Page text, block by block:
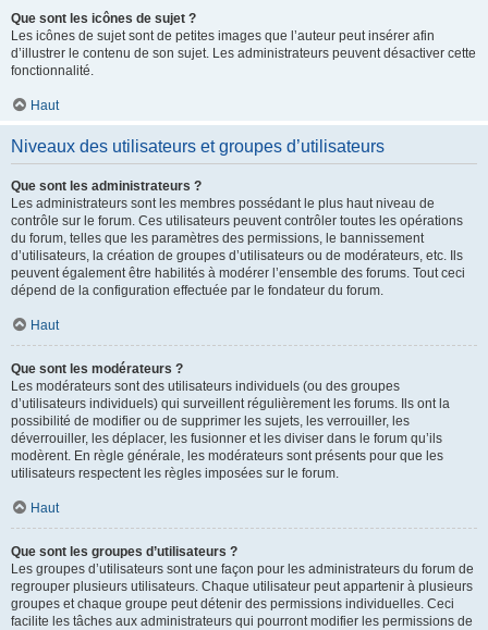
Que sont les icônes de sujet ?
Les icônes de sujet sont de petites images que l’auteur peut insérer afin
d’illustrer le contenu de son sujet. Les administrateurs peuvent désactiver cette
fonctionnalité.
Haut
Niveaux des utilisateurs et groupes d’utilisateurs
Que sont les administrateurs ?
Les administrateurs sont les membres possédant le plus haut niveau de
contrôle sur le forum. Ces utilisateurs peuvent contrôler toutes les opérations
du forum, telles que les paramètres des permissions, le bannissement
d’utilisateurs, la création de groupes d’utilisateurs ou de modérateurs, etc. Ils
peuvent également être habilités à modérer l’ensemble des forums. Tout ceci
dépend de la configuration effectuée par le fondateur du forum.
Haut
Que sont les modérateurs ?
Les modérateurs sont des utilisateurs individuels (ou des groupes
d’utilisateurs individuels) qui surveillent régulièrement les forums. Ils ont la
possibilité de modifier ou de supprimer les sujets, les verrouiller, les
déverrouiller, les déplacer, les fusionner et les diviser dans le forum qu’ils
modèrent. En règle générale, les modérateurs sont présents pour que les
utilisateurs respectent les règles imposées sur le forum.
Haut
Que sont les groupes d’utilisateurs ?
Les groupes d’utilisateurs sont une façon pour les administrateurs du forum de
regrouper plusieurs utilisateurs. Chaque utilisateur peut appartenir à plusieurs
groupes et chaque groupe peut détenir des permissions individuelles. Ceci
facilite les tâches aux administrateurs qui pourront modifier les permissions de